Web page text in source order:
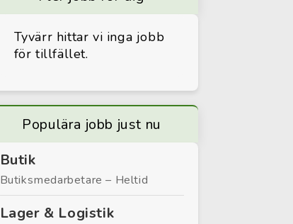
Tyvärr hittar vi inga jobb
för tillfället.
Populära jobb just nu
Butik
Butiksmedarbetare – Heltid
Lager & Logistik